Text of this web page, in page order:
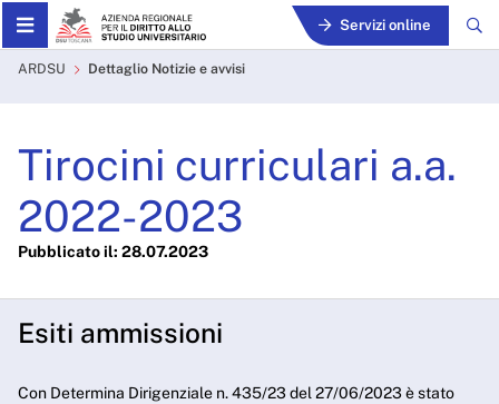
Skip to Main Content Servizi online
Tirocini curriculari a.a.
ARDSU Dettaglio Notizie e avvisi
Tirocini curriculari a.a.
2022-2023
Pubblicato il: 28.07.2023
Esiti ammissioni
Con Determina Dirigenziale n. 435/23 del 27/06/2023 è stato